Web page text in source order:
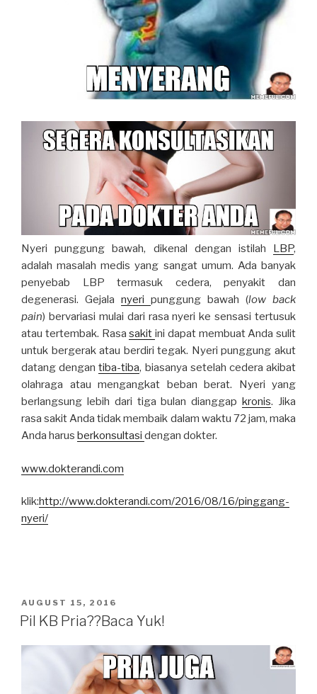
Nyeri punggung bawah, dikenal dengan istilah LBP,
adalah masalah medis yang sangat umum. Ada banyak
penyebab LBP termasuk cedera, penyakit dan
degenerasi. Gejala nyeri punggung bawah (low back
pain) bervariasi mulai dari rasa nyeri ke sensasi tertusuk
atau tertembak. Rasasakit ini dapat membuat Anda sulit
untuk bergerak atau berdiri tegak. Nyeri punggung akut
datang dengantiba-tiba, biasanya setelah cedera akibat
olahraga atau mengangkat beban berat. Nyeri yang
berlangsung lebih dari tiga bulan dianggapkronis. Jika
rasa sakit Anda tidak membaik dalam waktu 72 jam, maka
Anda harus berkonsultasi dengan dokter.
www.dokterandi.com
klik:http://www.dokterandi.com/2016/08/16/pinggang-
nyeri/
POSTED
ON
AUGUST 15, 2016
Pil KB Pria??Baca Yuk!